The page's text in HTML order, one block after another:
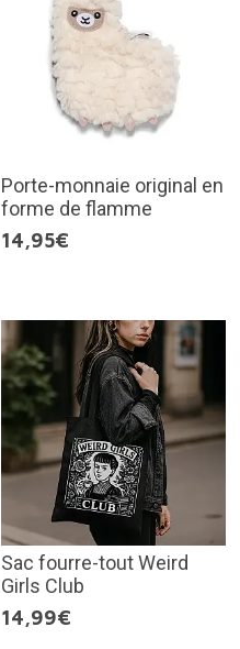
Porte-monnaie original en
forme de flamme
14,95€
Sac fourre-tout Weird
Girls Club
14,99€